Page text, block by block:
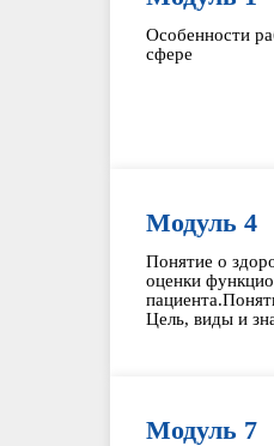
Особенности
сфере
Модуль 4
Понятие о
оценки
Цель, виды и
Модуль 7